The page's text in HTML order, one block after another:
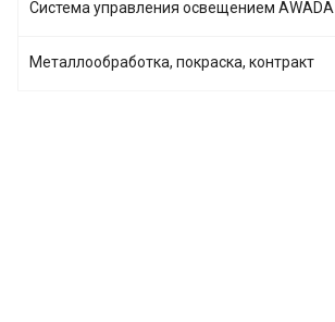
Система управления освещением AWADA
Металлообработка, покраска, контракт